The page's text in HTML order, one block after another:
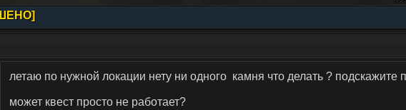
летаю по нужной локации нету ни одного камня что делать ? подскажите
может квест просто не работает?